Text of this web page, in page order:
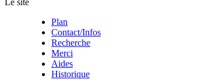
Le site
Plan
Contact/Infos
Recherche
Merci
Aides
Historique